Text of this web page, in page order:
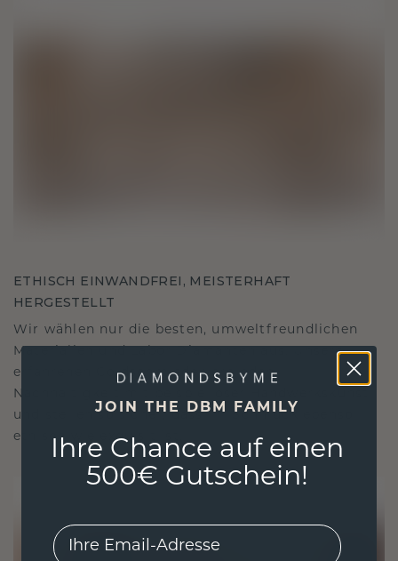
ETHISCH EINWANDFREI, MEISTERHAFT
HERGESTELLT
Wir wählen nur die besten, umweltfreundlichen
Materialien und Labor Diamanten aus. Unsere
erfahrenen Goldschmiede verbinden
Nachhaltigkeit mit beispielloser Handwerkskunst
und stellen so sicher, dass Ihr Schmuck ebenso
ethisch wie exquisit ist.
JOIN THE DBM FAMILY
Ihre Chance auf einen
500€ Gutschein!
EMail